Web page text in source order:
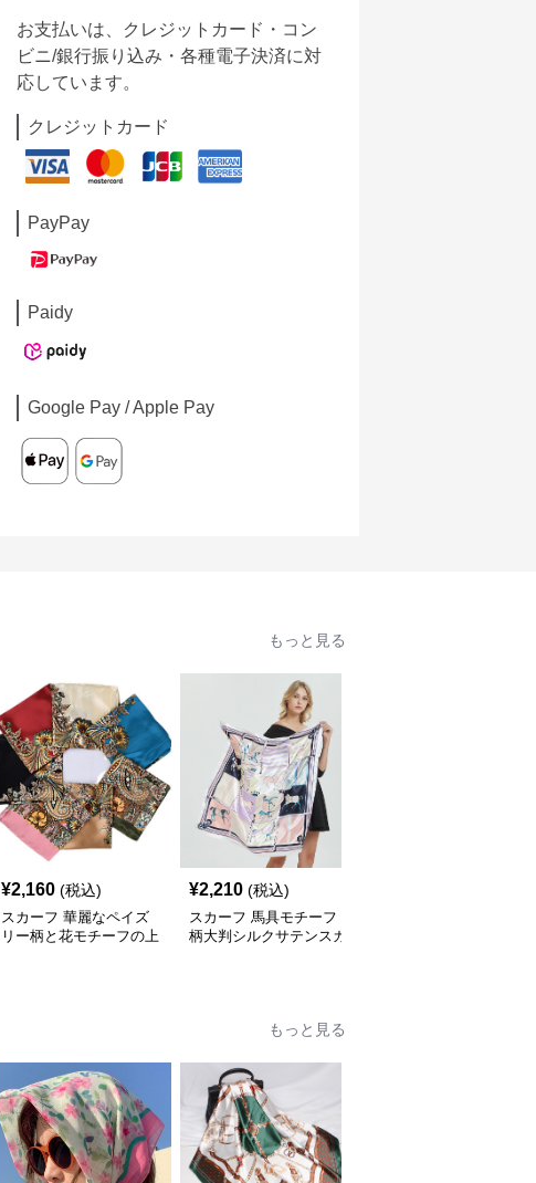
お支払いは、クレジットカード・コン
ビニ/銀行振り込み・各種電子決済に対
応しています。
クレジットカード
PayPay
Paidy
Google Pay / Apple Pay
もっと見る
¥2,160 (税込)
スカーフ 華麗なペイズ
リー柄と花モチーフの上
¥2,210 (税込)
スカーフ 馬具モチーフ
柄大判シルクサテンスカ
もっと見る